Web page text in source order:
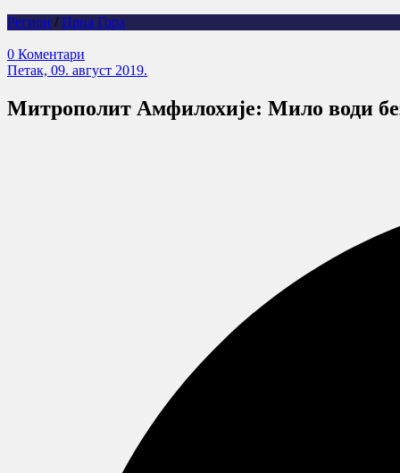
Регион / Црна Гора
0 Коментари
Петак, 09. август 2019.
Митрополит Амфилохије: Мило води